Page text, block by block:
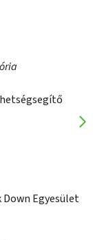
Egyesület